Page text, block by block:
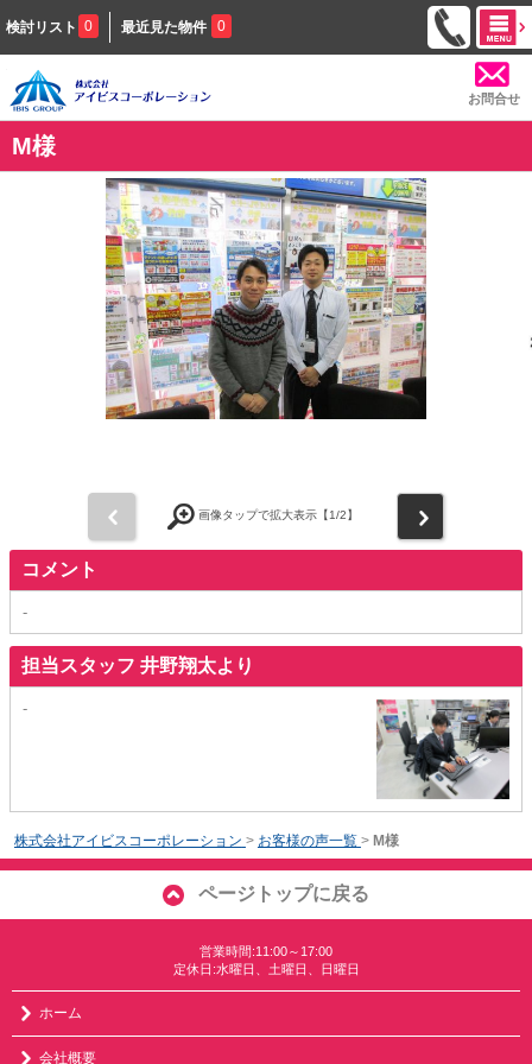
検討リスト 0 最近見た物件 0
お問合せ
M様
画像タップで拡大表示【1/2】
コメント
-
担当スタッフ 井野翔太より
-
株式会社アイビスコーポレーション > お客様の声一覧 > M様
ページトップに戻る
営業時間:11:00～17:00
定休日:水曜日、土曜日、日曜日
ホーム
会社概要